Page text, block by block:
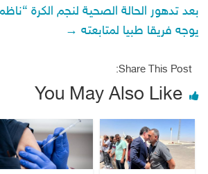
بعد تدهور الحالة الصحية لنجم الكرة
يوجه فريقا طبيا لمتابعته →
Share This Post:
You May Also Like